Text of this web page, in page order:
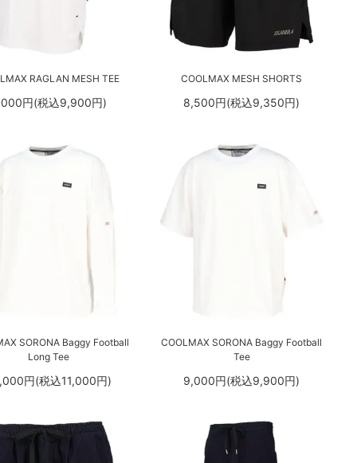
RAGLAN MESH TEE
円(税込9,900円)
COOLMAX MESH SHORTS
8,500円(税込9,350円)
SORONA Baggy Football
Long Tee
円(税込11,000円)
COOLMAX SORONA Baggy Football
Tee
9,000円(税込9,900円)